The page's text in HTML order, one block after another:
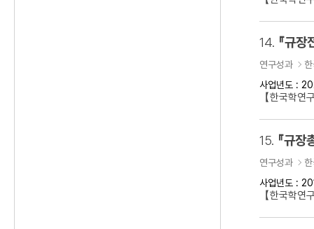
14. 『규
연구성과
사업년도 :
【한국학
15. 『규장
연구성과
사업년도 :
【한국학